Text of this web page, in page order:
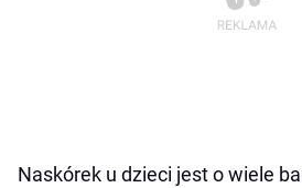
Naskórek u dzieci jest o wiele